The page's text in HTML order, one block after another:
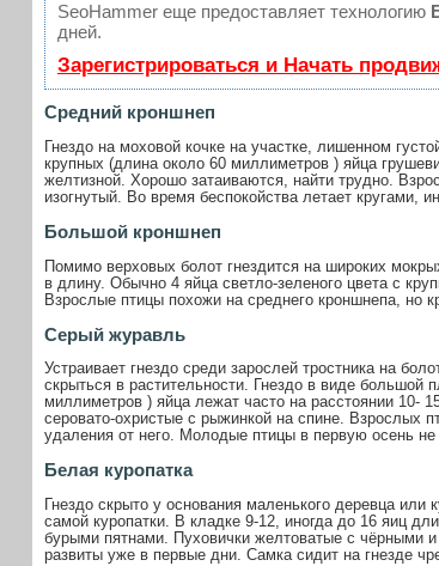
SeoHammer еще предоставляет технологию
дней.
Зарегистрироваться и Начать
Средний кроншнеп
Гнездо на моховой кочке на участке, лишенном
крупных (длина около 60 миллиметров) яйца
желтизной. Хорошо затаиваются, найти трудно.
изогнутый. Во время беспокойства летает кругами,
Большой кроншнеп
Помимо верховых болот гнездится на широких
в длину. Обычно 4 яйца светло-зеленого цвета с
Взрослые птицы похожи на среднего кроншнепа, но
Серый журавль
Устраивает гнездо среди зарослей тростника на
скрыться в растительности. Гнездо в виде большой
миллиметров) яйца лежат часто на расстоянии 10-
серовато-охристые с рыжинкой на спине. Взрослых
удаления от него. Молодые птицы в первую осень
Белая куропатка
Гнездо скрыто у основания маленького деревца
самой куропатки. В кладке 9-12, иногда до 16 яиц
бурыми пятнами. Пуховички желтоватые с чёрными
развиты уже в первые дни. Самка сидит на гнезде